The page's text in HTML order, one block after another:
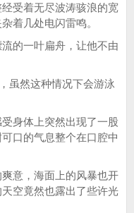
受着无尽波涛骇浪的宽
着几处电闪雷鸣。
的一叶扁舟，让他不由
虽然这种情况下会游泳
身体上突然出现了一股
口的气息整个在口腔中
意，海面上的风暴也开
空竟然也露出了些许光